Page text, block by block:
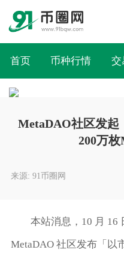
首页 币种行情 交
MetaDAO社区发起
200万
来源: 91币圈网
本站消息，10 月 16
MetaDAO 社区发布「以